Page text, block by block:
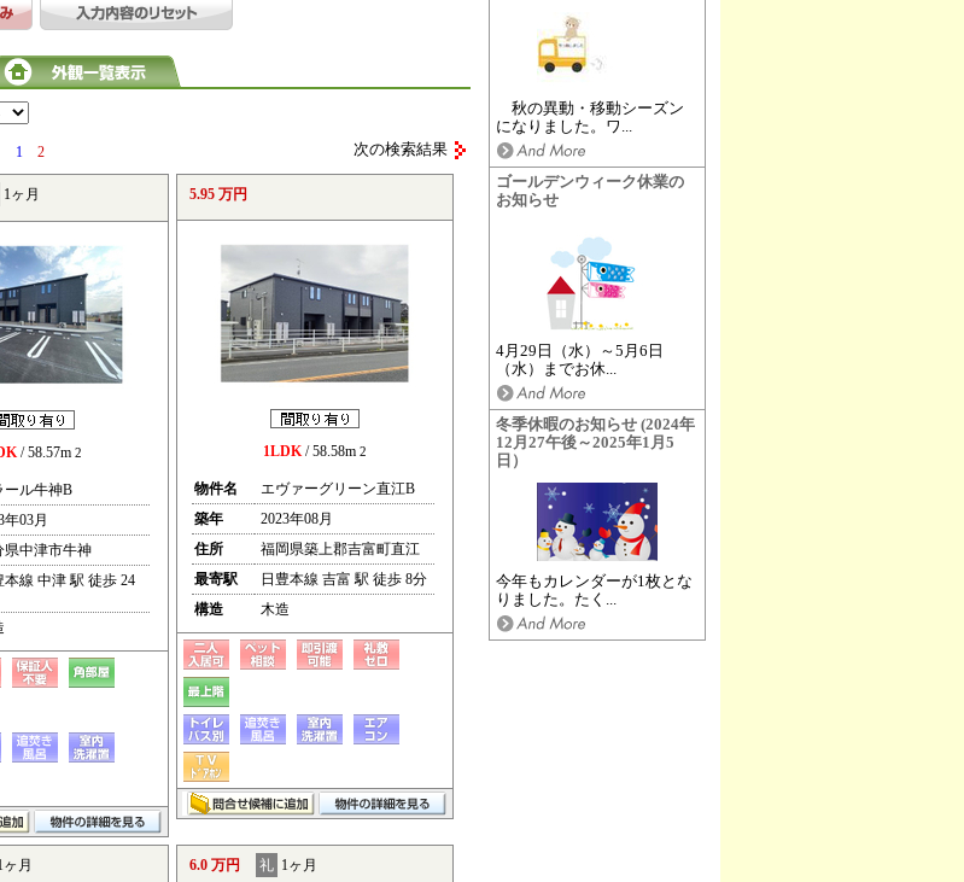
秋の異動・移動シーズン
になりました。ワ...
ゴールデンウィーク休業の
お知らせ
4月29日（水）～5月6日
（水）までお休...
冬季休暇のお知らせ (2024年
12月27午後～2025年1月5
日）
今年もカレンダーが1枚とな
りました。たく...
1 2 次の検索結果
1ヶ月
/ 58.57m 2
ール牛神B
年03月
県中津市牛神
本線 中津 駅 徒歩 24
5.95 万円
1LDK/ 58.58m 2
物件名
エヴァーグリーン直江B
築年
2023年08月
住所
福岡県築上郡吉富町直江
最寄駅
日豊本線 吉富 駅 徒歩 8分
構造
木造
ヶ月 6.0 万円 礼 1ヶ月